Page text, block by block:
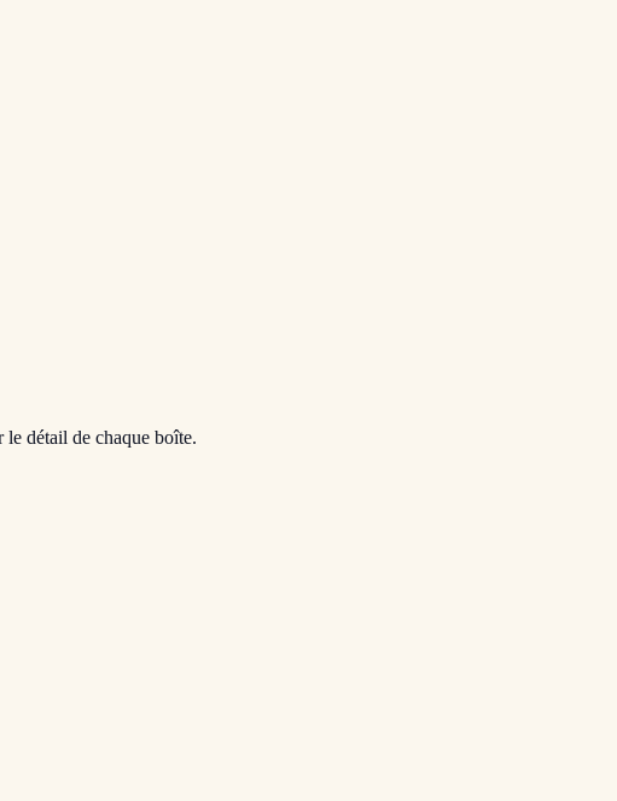
détail de chaque boîte.